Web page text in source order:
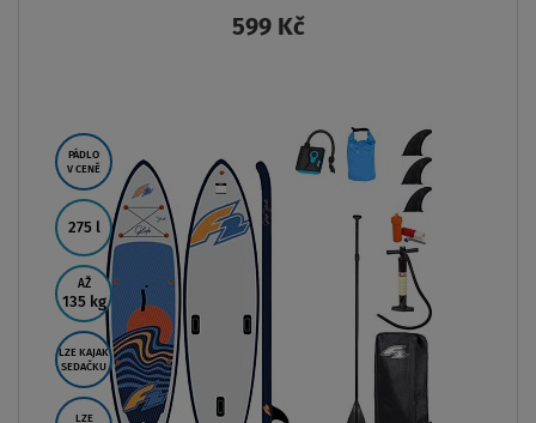
599 Kč
PÁDLO
V CENĚ
275 l
AŽ
135 kg
LZE KAJAK
SEDAČKU
LZE